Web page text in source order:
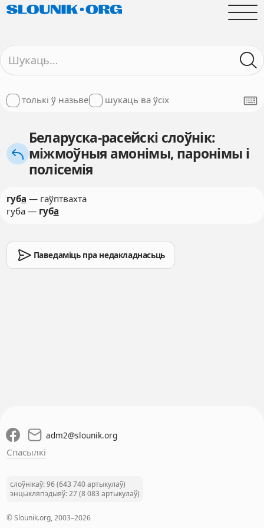
толькі ў назьве шукаць ва ўсіх
Беларуска-расейскі слоўнік:
міжмоўныя амонімы, паронімы і
полісемія
губа — гаўптвахта
губа — губа
Паведаміць пра недакладнасьць
adm2@slounik.org
Спасылкі
слоўнікаў: 96 (643 740 артыкулаў)
энцыкляпэдыяў: 27 (8 083 артыкулаў)
© Slounik.org, 2003–2026